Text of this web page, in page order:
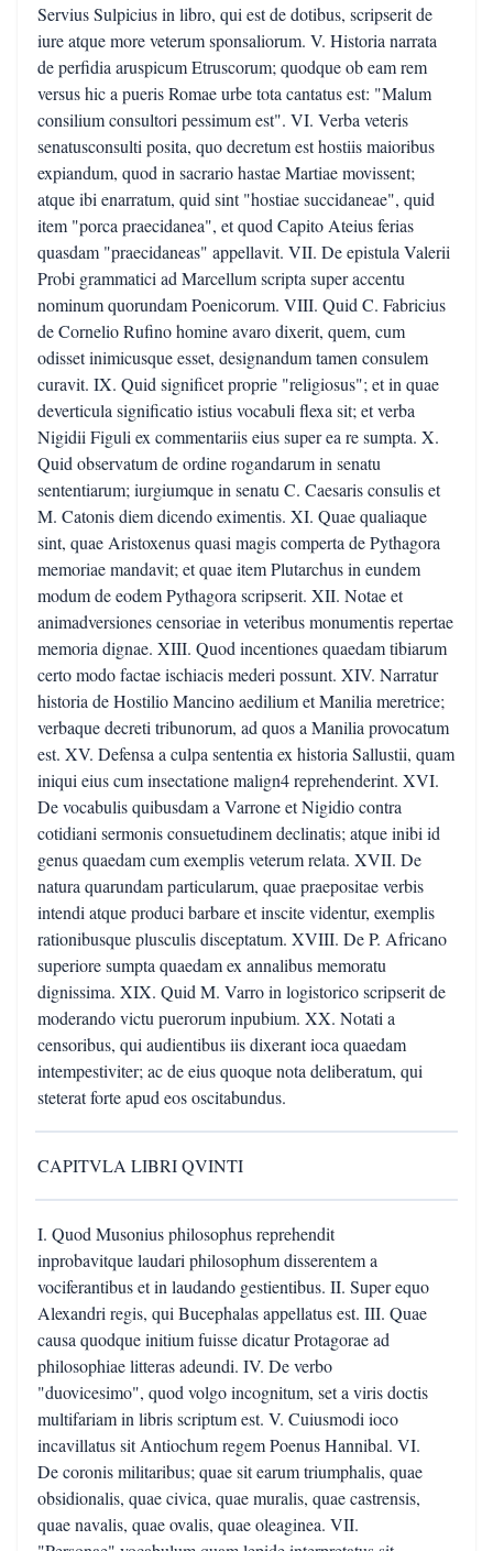
Servius Sulpicius in libro, qui est de dotibus, scripserit de
iure atque more veterum sponsaliorum. V. Historia narrata
de perfidia aruspicum Etruscorum; quodque ob eam rem
versus hic a pueris Romae urbe tota cantatus est: "Malum
consilium consultori pessimum est". VI. Verba veteris
senatusconsulti posita, quo decretum est hostiis maioribus
expiandum, quod in sacrario hastae Martiae movissent;
atque ibi enarratum, quid sint "hostiae succidaneae", quid
item "porca praecidanea", et quod Capito Ateius ferias
quasdam "praecidaneas" appellavit. VII. De epistula Valerii
Probi grammatici ad Marcellum scripta super accentu
nominum quorundam Poenicorum. VIII. Quid C. Fabricius
de Cornelio Rufino homine avaro dixerit, quem, cum
odisset inimicusque esset, designandum tamen consulem
curavit. IX. Quid significet proprie "religiosus"; et in quae
deverticula significatio istius vocabuli flexa sit; et verba
Nigidii Figuli ex commentariis eius super ea re sumpta. X.
Quid observatum de ordine rogandarum in senatu
sententiarum; iurgiumque in senatu C. Caesaris consulis et
M. Catonis diem dicendo eximentis. XI. Quae qualiaque
sint, quae Aristoxenus quasi magis comperta de Pythagora
memoriae mandavit; et quae item Plutarchus in eundem
modum de eodem Pythagora scripserit. XII. Notae et
animadversiones censoriae in veteribus monumentis repertae
memoria dignae. XIII. Quod incentiones quaedam tibiarum
certo modo factae ischiacis mederi possunt. XIV. Narratur
historia de Hostilio Mancino aedilium et Manilia meretrice;
verbaque decreti tribunorum, ad quos a Manilia provocatum
est. XV. Defensa a culpa sententia ex historia Sallustii, quam
iniqui eius cum insectatione malign4 reprehenderint. XVI.
De vocabulis quibusdam a Varrone et Nigidio contra
cotidiani sermonis consuetudinem declinatis; atque inibi id
genus quaedam cum exemplis veterum relata. XVII. De
natura quarundam particularum, quae praepositae verbis
intendi atque produci barbare et inscite videntur, exemplis
rationibusque plusculis disceptatum. XVIII. De P. Africano
superiore sumpta quaedam ex annalibus memoratu
dignissima. XIX. Quid M. Varro in logistorico scripserit de
moderando victu puerorum inpubium. XX. Notati a
censoribus, qui audientibus iis dixerant ioca quaedam
intempestiviter; ac de eius quoque nota deliberatum, qui
steterat forte apud eos oscitabundus.
CAPITVLA LIBRI QVINTI
I. Quod Musonius philosophus reprehendit
inprobavitque laudari philosophum disserentem a
vociferantibus et in laudando gestientibus. II. Super equo
Alexandri regis, qui Bucephalas appellatus est. III. Quae
causa quodque initium fuisse dicatur Protagorae ad
philosophiae litteras adeundi. IV. De verbo
"duovicesimo", quod volgo incognitum, set a viris doctis
multifariam in libris scriptum est. V. Cuiusmodi ioco
incavillatus sit Antiochum regem Poenus Hannibal. VI.
De coronis militaribus; quae sit earum triumphalis, quae
obsidionalis, quae civica, quae muralis, quae castrensis,
quae navalis, quae ovalis, quae oleaginea. VII.